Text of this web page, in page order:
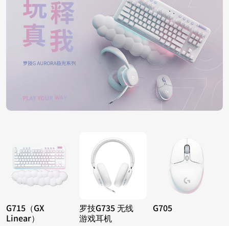
G715（GX
Linear）
罗技G735 无线
游戏耳机
G705